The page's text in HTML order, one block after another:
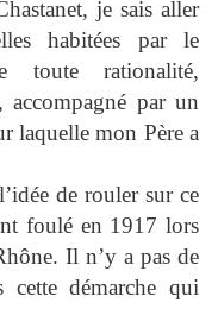
je sais aller
habitées par le
toute rationalité,
accompagné par un
laquelle mon Père a
de rouler sur ce
foulé en 1917 lors
Il n’y a pas de
cette démarche qui